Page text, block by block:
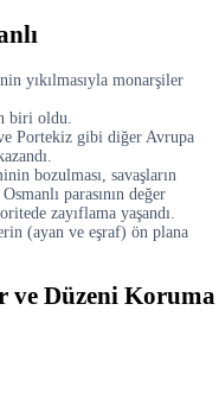
yıkılmasıyla monarşiler
biri oldu.
Portekiz gibi diğer Avrupa
bozulması, savaşların
parasının değer
zayıflama yaşandı.
(ayan ve eşraf) ön plana
ve Düzeni Koruma